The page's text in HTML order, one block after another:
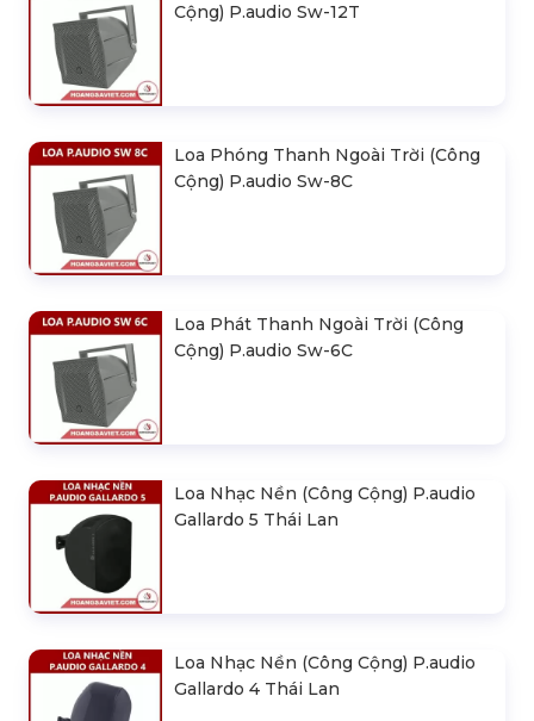
Cộng) P.audio Sw-12T
Loa Phóng Thanh Ngoài Trời (Công
Cộng) P.audio Sw-8C
Loa Phát Thanh Ngoài Trời (Công
Cộng) P.audio Sw-6C
Loa Nhạc Nền (Công Cộng) P.audio
Gallardo 5 Thái Lan
Loa Nhạc Nền (Công Cộng) P.audio
Gallardo 4 Thái Lan